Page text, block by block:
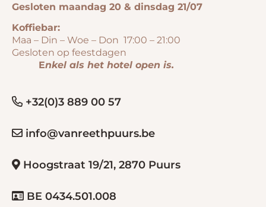
Gesloten maandag 20 & dinsdag 21/07
Koffiebar:
Maa – Din – Woe – Don 17:00 – 21:00
Gesloten op feestdagen
Enkel als het hotel open is.
+32(0)3 889 00 57
info@vanreethpuurs.be
Hoogstraat 19/21, 2870 Puurs
BE 0434.501.008